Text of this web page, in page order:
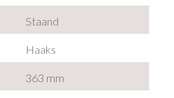
Staand
Haaks
363 mm